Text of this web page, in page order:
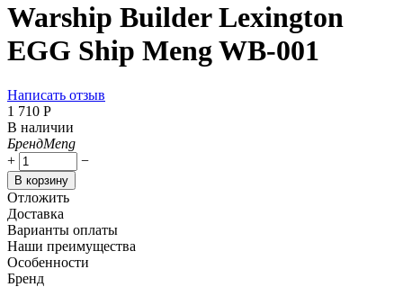
Warship Builder Lexington
EGG Ship Meng WB-001
Написать отзыв
1 710 Р
В наличии
БрендMeng
+
−
В корзину
Отложить
Доставка
Варианты оплаты
Наши преимущества
Особенности
Бренд